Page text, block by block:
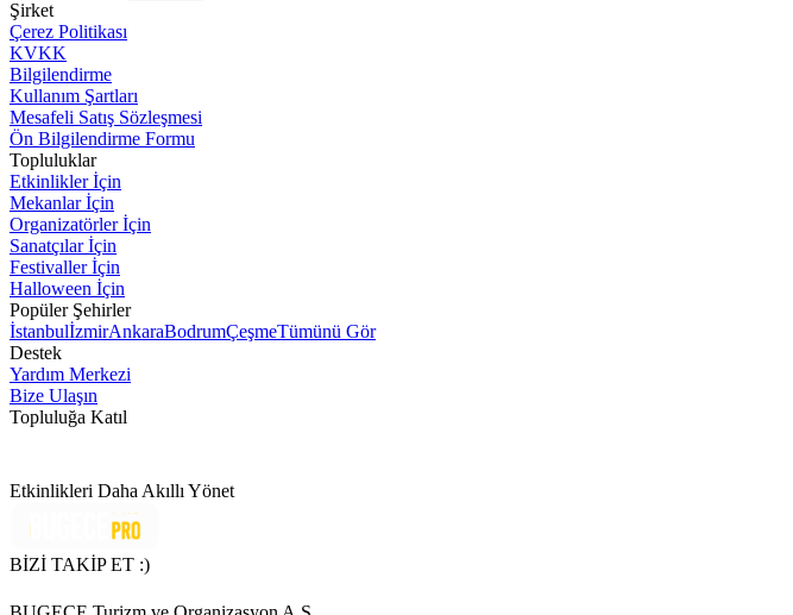
Şirket
Çerez Politikası
KVKK
Bilgilendirme
Kullanım Şartları
Mesafeli Satış Sözleşmesi
Ön Bilgilendirme Formu
Topluluklar
Etkinlikler İçin
Mekanlar İçin
Organizatörler İçin
Sanatçılar İçin
Festivaller İçin
Halloween İçin
Popüler Şehirler
İstanbulİzmirAnkaraBodrumÇeşmeTümünü Gör
Destek
Yardım Merkezi
Bize Ulaşın
Topluluğa Katıl
Etkinlikleri Daha Akıllı Yönet
BİZİ TAKİP ET :)